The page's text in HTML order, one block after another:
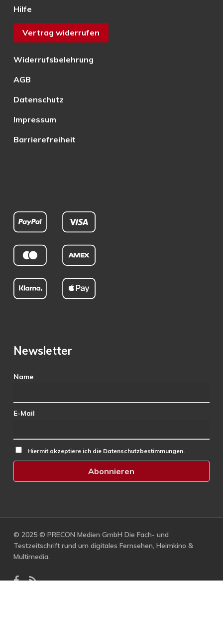
Hilfe
Vertrag widerrufen
Widerrufsbelehrung
AGB
Datenschutz
Impressum
Barrierefreiheit
Newsletter
Name
E-Mail
Hiermit akzeptiere ich die Datenschutzbestimmungen.
© 2025 © PRECON Medien GmbH Die Fach- und
Testzeitschrift rund um digitales Fernsehen, Heimkino &
Multimedia.
facebook
RSS